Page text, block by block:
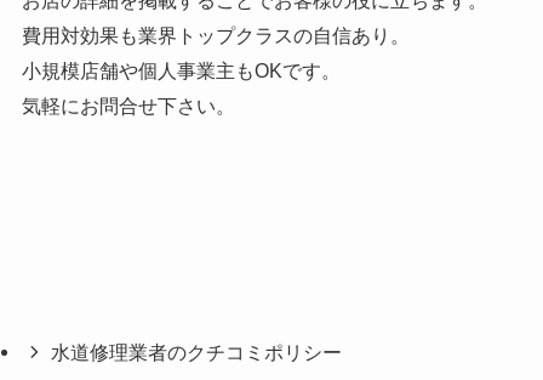
費用対効果も業界トップクラスの自信あり。
小規模店舗や個人事業主もOKです。
気軽にお問合せ下さい。
水道修理業者のクチコミポリシー